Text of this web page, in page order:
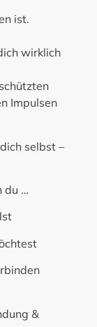
ist.
wirklich
Impulsen
selbst –
du …
&